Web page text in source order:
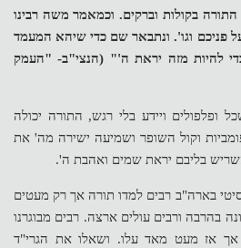
בקולות וברקים. וכמאמר משה רבינו
פניכם וגו'. ונתבאר שם כדי שיהא המעמד
להיות מזה יראת ה'" (הנצי"ב- "העמק
ויידע בלי רגש, התורה יכולה
וקול השופר ושמיעה ישירה מה' את
בליבם יראת שמים ואהבת ה'.
בארה"ב רבים למדו תורה אך רק מעטים
בהרבה ורבים עולים ארצה. רבים מבוגרנו
אז מעט מאד עלו. ושאלו את הגרי"ד